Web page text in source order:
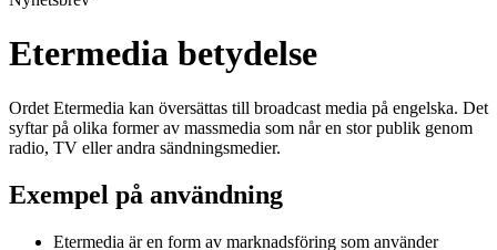
Etermedia betydelse
Ordet Etermedia kan översättas till broadcast media på engelska. Det
syftar på olika former av massmedia som når en stor publik genom
radio, TV eller andra sändningsmedier.
Exempel på användning
Etermedia är en form av marknadsföring som använder